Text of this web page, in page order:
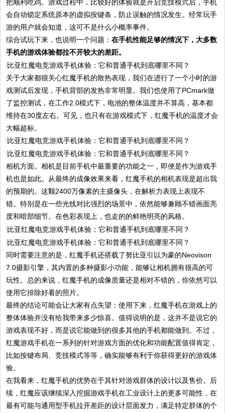
把顺利吃鸡。游戏过程中，比较好的体验就是开启竞技模式后，手机
会自动锁定系统原本的虚拟按键条，防止误触的情况发生。经常玩手
游的用户就会知道，这可不是什么小概率事件。
综合试玩下来，也说明一个问题：在手机性能足够的情况下，大多数
手机的游戏体验都拉不开较大的差距。
关于大家都很关心红魔手机的散热表现，我们在进行了一个小时的游
戏测试后发现，手机背部的发热非常明显。我们也使用了PCmark做
了监控测试，在工作2.0模式下，电池的整体温度并不算高，基本都
维持在30度左右。可见，也只有在游戏模式下，红魔手机的温度才会
大幅超标。
相机方面。相机是目前手机中最重要的功能之一，即便是作为游戏手
机也是如此。从最终的成像效果来看，红魔手机的相机表现是超出我
的预期的。这颗2400万像素的主摄像头，在解析力表现上表现不
错。特别是在一些光线对比强烈的场景中，依然能够兼顾不错画面亮
度和暗部细节。在色彩表现上，也走的的鲜艳明亮的风格。
同时需要注意的是，红魔手机还搭载了努比亚引以为豪的Neovison
7.0摄影引擎，其内置的多种摄影小功能，能够让相机拥有很高的可
玩性。总的来说，红魔手机的成像质量还是相对不错的，你依然可以
使用它排除好看的照片。
最终的结论可能会让大家有点失望：使用下来，红魔手机在游戏上的
整体体验并没有给我带来多少惊喜。值得说明的是，这并不是说它的
游戏表现不好，而是说它能做到的很多其他的手机都能做到。不过，
红魔游戏手机在一系列的针对游戏方面的优化和功能配置值得肯定，
比如按键布局、竞技模式等等，确实能够有利于你获得更好的游戏体
验。
在我看来，红魔手机的优势在于其针对游戏群体的设计以及售价。后
续，红魔应该继续深入挖掘游戏手机在工业设计上的更多可能性，在
最有可能与通用型手机拉开差距的设计层面发力，满足特定群体的个